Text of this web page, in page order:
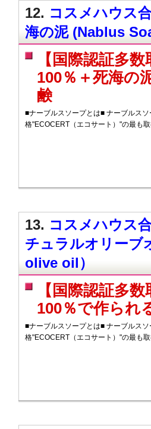
12. コスメハウス
海の泥 (Nablus
【国際認証多
100％＋死海の
鹸
■ナーブルスソープとは■ ナーブルス
格"ECOCERT（エコサート）"の最も
13. コスメハウス
チュラルオリーブ
olive oil）
【国際認証多
100％で作られ
■ナーブルスソープとは■ ナーブルス
格"ECOCERT（エコサート）"の最も